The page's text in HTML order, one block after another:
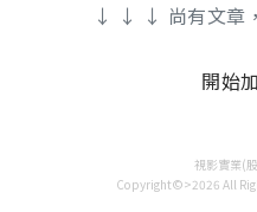
↓ ↓ ↓ 尚有文章
開始
視影實業(
Copyright©>2026 All